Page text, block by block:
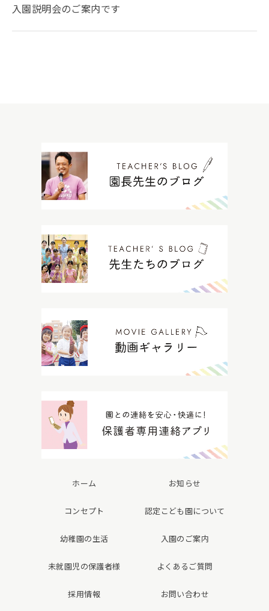
入園説明会のご案内です
ホーム お知らせ
コンセプト 認定こども園について
幼稚園の生活 入園のご案内
未就園児の保護者様 よくあるご質問
採用情報 お問い合わせ